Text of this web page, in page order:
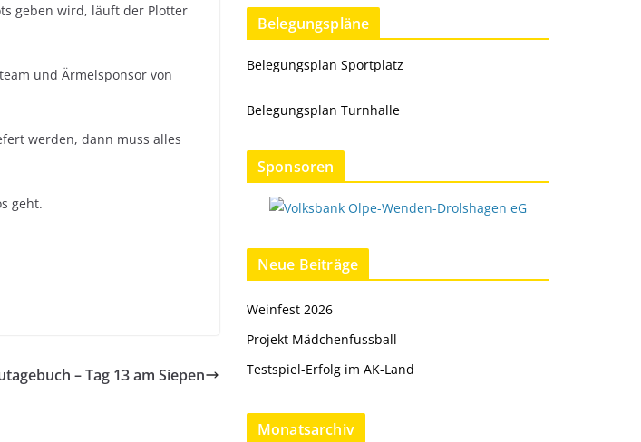
geben wird, läuft der Plotter
und Ärmelsponsor von
werden, dann muss alles
geht.
– Tag 13 am Siepen
Belegungspläne
Belegungsplan Sportplatz
Belegungsplan Turnhalle
Sponsoren
Neue Beiträge
Weinfest 2026
Projekt Mädchenfussball
Testspiel-Erfolg im AK-Land
Monatsarchiv